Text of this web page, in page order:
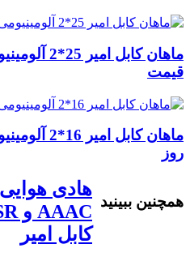
ماهان کابل
قیمت
ماهان
روز
همچنین ببینید
کابل امیر